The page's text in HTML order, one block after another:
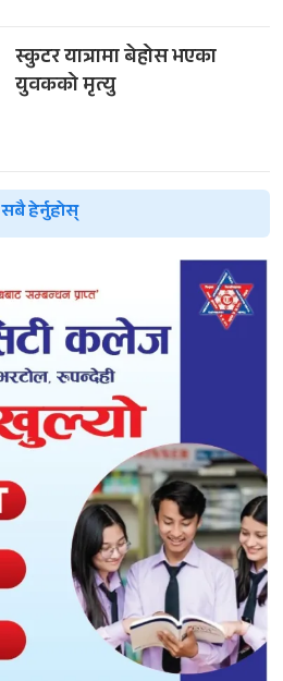
स्कुटर यात्रामा बेहोस भएका
युवकको मृत्यु
सबै हेर्नुहोस्